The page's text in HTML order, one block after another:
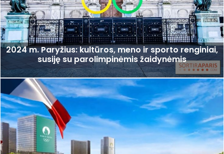
2024 m. Paryžius: kultūros, meno ir sporto renginiai,
susiję su parolimpinėmis žaidynėmis